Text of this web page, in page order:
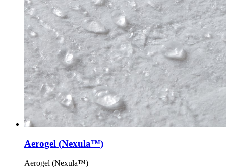
Aerogel (Nexula™)
Aerogel (Nexula™)